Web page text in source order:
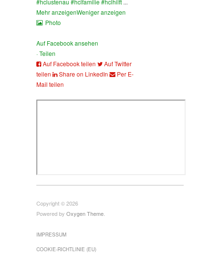
#hclustenau #hclfamilie#hclhilft ...
Mehr anzeigenWeniger anzeigen
Photo
Auf Facebook ansehen
·Teilen
Auf Facebook teilen
Auf Twitter
teilen
Share on LinkedIn
Per E-
Mail teilen
Copyright © 2026
Powered by Oxygen Theme.
IMPRESSUM
COOKIE-RICHTLINIE (EU)